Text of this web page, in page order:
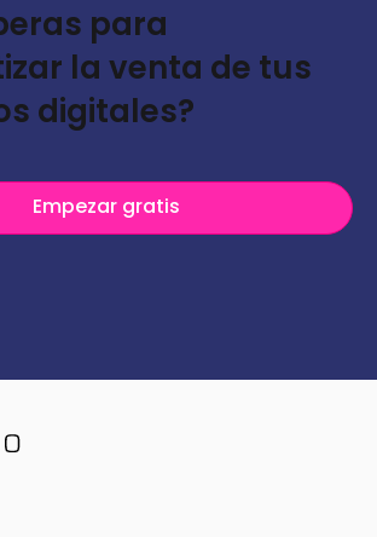
para
la venta de tus
digitales?
Empezar gratis